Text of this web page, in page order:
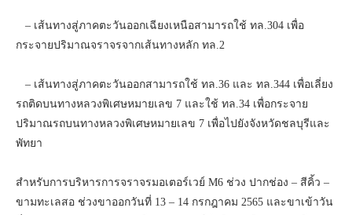
– เส้นทางสู่ภาคตะวันออกเฉียงเหนือสามารถใช้ ทล.304 เพื่อ
กระจายปริมาณจราจรจากเส้นทางหลัก ทล.2
– เส้นทางสู่ภาคตะวันออกสามารถใช้ ทล.36 และ ทล.344 เพื่อเลี่ยง
รถติดบนทางหลวงพิเศษหมายเลข 7 และใช้ ทล.34 เพื่อกระจาย
ปริมาณรถบนทางหลวงพิเศษหมายเลข 7 เพื่อไปยังจังหวัดชลบุรีและ
พัทยา
สำหรับการบริหารการจราจรมอเตอร์เวย์ M6 ช่วง ปากช่อง – สีคิ้ว –
ขามทะเลสอ ช่วงขาออกวันที่ 13 – 14 กรกฎาคม 2565 และขาเข้าวัน